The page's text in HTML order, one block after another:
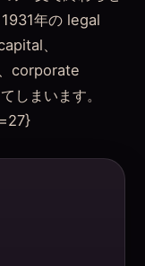
年の legal
、
corporate
しまいます。